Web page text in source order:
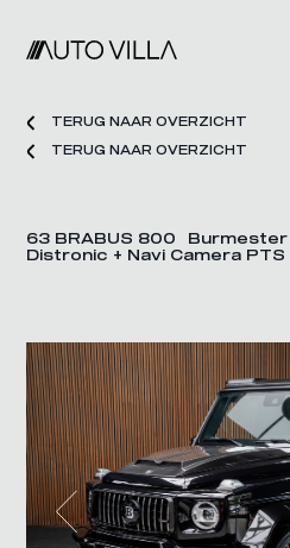
TERUG NAAR OVERZICHT
TERUG NAAR OVERZICHT
63 BRABUS 800 Burmester
Distronic + Navi Camera